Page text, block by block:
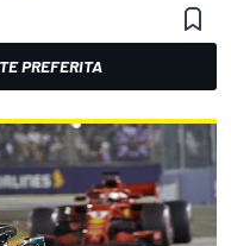
PREFERITA